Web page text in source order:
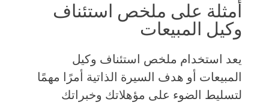
أمثلة على ملخص استئناف
وكيل المبيعات
يعد استخدام ملخص استئناف وكيل
المبيعات أو هدف السيرة الذاتية أمرًا مهمًا
لتسليط الضوء على مؤهلاتك وخبراتك